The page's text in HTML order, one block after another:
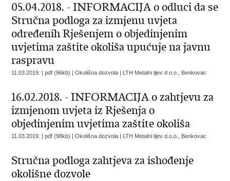
05.04.2018. - INFORMACIJA o odluci da se
Stručna podloga za izmjenu uvjeta
određenih Rješenjem o objedinjenim
uvjetima zaštite okoliša upućuje na javnu
raspravu
11.03.2019. | pdf (96kb) | Okolišna dozvola | LTH Metalni lijev d.o.o., Benkovac
16.02.2018. - INFORMACIJA o zahtjevu za
izmjenom uvjeta iz Rješenja o
objedinjenim uvjetima zaštite okoliša
11.03.2019. | pdf (98kb) | Okolišna dozvola | LTH Metalni lijev d.o.o., Benkovac
Stručna podloga zahtjeva za ishođenje
okolišne dozvole